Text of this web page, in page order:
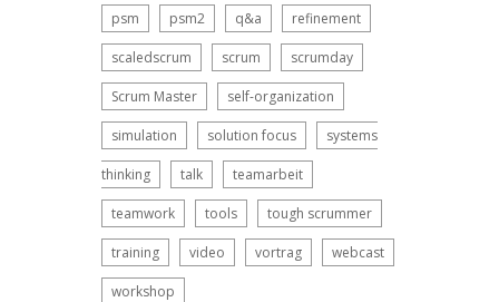
psm psm2 q&a refinement
scaledscrum scrum scrumday
Scrum Master self-organization
simulation solution focus systems
thinking talk teamarbeit
teamwork tools tough scrummer
training video vortrag webcast
workshop